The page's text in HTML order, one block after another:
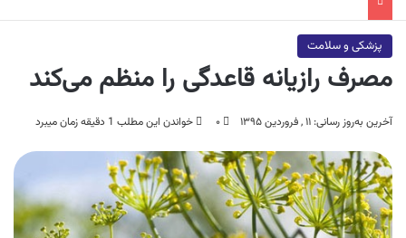
پزشکی و سلامت
مصرف رازیانه قاعدگی را منظم می‌کند
آخرین به‌روز رسانی: ۱۱ , فروردین ۱۳۹۵ ۰ خواندن این مطلب 1 دقیقه زمان میبرد